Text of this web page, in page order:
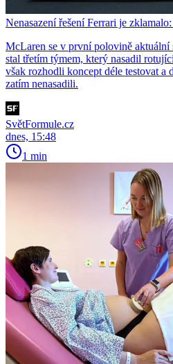
Nenasazení řešení Ferrari je
McLaren se v první polovině
stal třetím týmem, který nasadil
však rozhodli koncept déle testovat a
zatím nenasadili.
SvětFormule.cz
dnes, 15:48
1 min